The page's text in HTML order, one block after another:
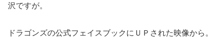
沢ですが。
ドラゴンズの公式フェイスブックにＵＰされた映像から。